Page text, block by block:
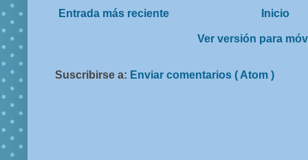
Entrada más reciente Inicio
Ver versión para
Suscribirse a: Enviar comentarios ( Atom )